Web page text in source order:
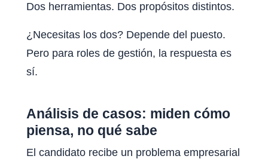
Dos herramientas. Dos propósitos distintos.
¿Necesitas los dos? Depende del puesto.
Pero para roles de gestión, la respuesta es
sí.
Análisis de casos: miden cómo
piensa, no qué sabe
El candidato recibe un problema empresarial